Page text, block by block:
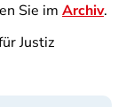
Sie im Archiv.
Justiz